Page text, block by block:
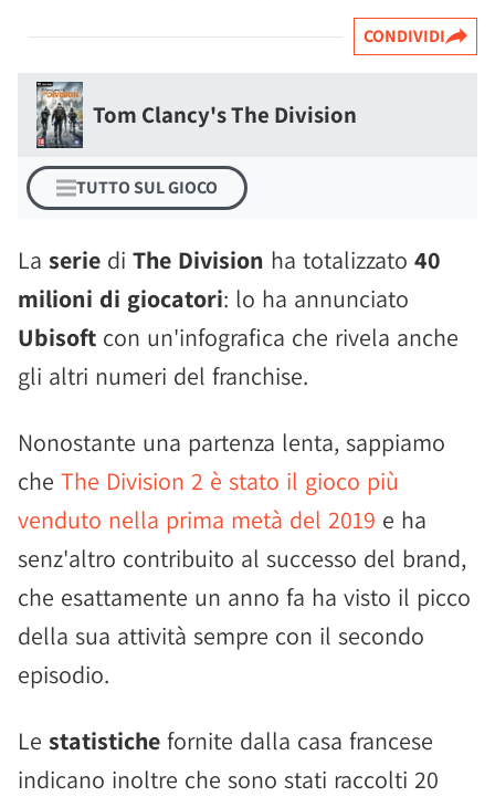
CONDIVIDI
Tom Clancy's The Division
TUTTO SUL GIOCO
La serie di The Division ha totalizzato 40
milioni di giocatori: lo ha annunciato
Ubisoft con un'infografica che rivela anche
gli altri numeri del franchise.
Nonostante una partenza lenta, sappiamo
che The Division 2 è stato il gioco più
venduto nella prima metà del 2019 e ha
senz'altro contribuito al successo del brand,
che esattamente un anno fa ha visto il picco
della sua attività sempre con il secondo
episodio.
Le statistiche fornite dalla casa francese
indicano inoltre che sono stati raccolti 20